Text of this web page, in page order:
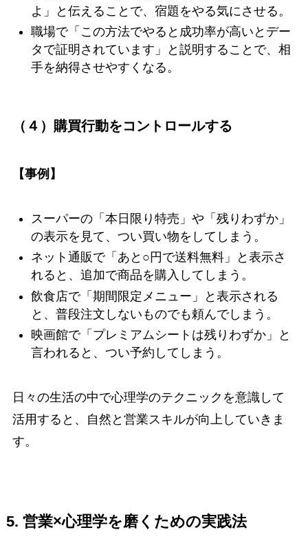
よ」と伝えることで、宿題をやる気にさせる。
職場で「この方法でやると成功率が高いとデー
タで証明されています」と説明することで、相
手を納得させやすくなる。
（４）購買行動をコントロールする
【事例】
スーパーの「本日限り特売」や「残りわずか」
の表示を見て、つい買い物をしてしまう。
ネット通販で「あと○円で送料無料」と表示さ
れると、追加で商品を購入してしまう。
飲食店で「期間限定メニュー」と表示される
と、普段注文しないものでも頼んでしまう。
映画館で「プレミアムシートは残りわずか」と
言われると、つい予約してしまう。
日々の生活の中で心理学のテクニックを意識して
活用すると、自然と営業スキルが向上していきま
す。
5. 営業×心理学を磨くための実践法